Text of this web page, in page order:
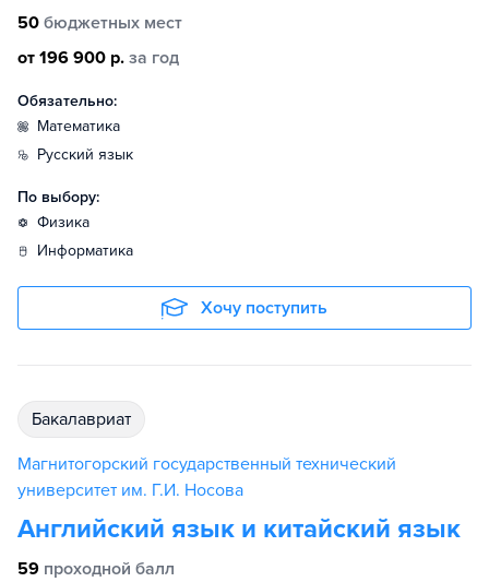
50 бюджетных мест
от 196 900 р. за год
Обязательно:
математика
русский язык
По выбору:
физика
информатика
Хочу поступить
бакалавриат
Магнитогорский государственный технический
университет им. Г.И. Носова
Английский язык и китайский язык
59 проходной балл